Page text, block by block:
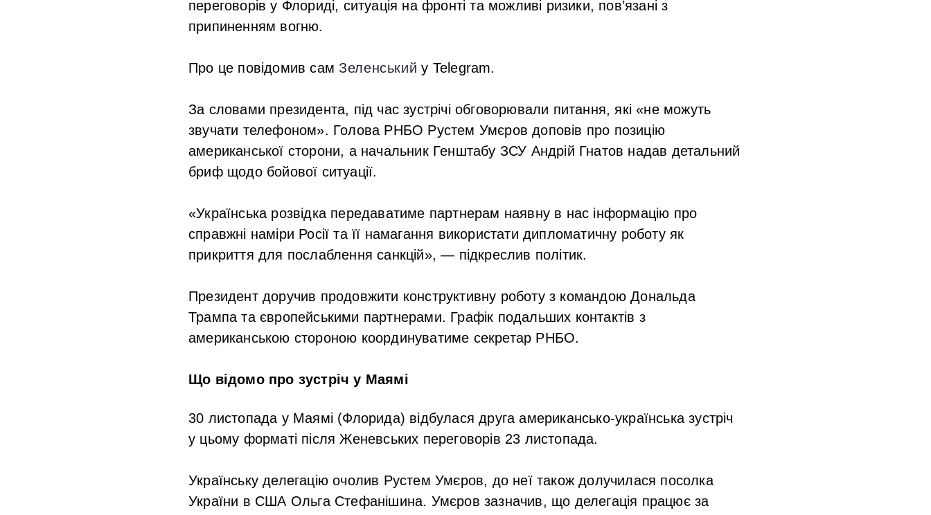
переговорів у Флориді, ситуація на фронті та можливі ризики, пов’язані з
припиненням вогню.
Про це повідомив сам Зеленський у Telegram.
За словами президента, під час зустрічі обговорювали питання, які «не можуть
звучати телефоном». Голова РНБО Рустем Умєров доповів про позицію
американської сторони, а начальник Генштабу ЗСУ Андрій Гнатов надав детальний
бриф щодо бойової ситуації.
«Українська розвідка передаватиме партнерам наявну в нас інформацію про
справжні наміри Росії та її намагання використати дипломатичну роботу як
прикриття для послаблення санкцій», — підкреслив політик.
Президент доручив продовжити конструктивну роботу з командою Дональда
Трампа та європейськими партнерами. Графік подальших контактів з
американською стороною координуватиме секретар РНБО.
Що відомо про зустріч у Маямі
30 листопада у Маямі (Флорида) відбулася друга американсько-українська зустріч
у цьому форматі після Женевських переговорів 23 листопада.
Українську делегацію очолив Рустем Умєров, до неї також долучилася посолка
України в США Ольга Стефанішина. Умєров зазначив, що делегація працює за